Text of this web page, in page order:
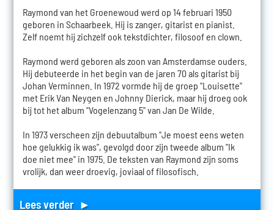
Raymond van het Groenewoud werd op 14 februari 1950
geboren in Schaarbeek. Hij is zanger, gitarist en pianist.
Zelf noemt hij zichzelf ook tekstdichter, filosoof en clown.
Raymond werd geboren als zoon van Amsterdamse ouders.
Hij debuteerde in het begin van de jaren 70 als gitarist bij
Johan Verminnen. In 1972 vormde hij de groep "Louisette"
met Erik Van Neygen en Johnny Dierick, maar hij droeg ook
bij tot het album "Vogelenzang 5" van Jan De Wilde.
In 1973 verscheen zijn debuutalbum "Je moest eens weten
hoe gelukkig ik was", gevolgd door zijn tweede album "Ik
doe niet mee" in 1975. De teksten van Raymond zijn soms
vrolijk, dan weer droevig, joviaal of filosofisch.
Lees verder ►